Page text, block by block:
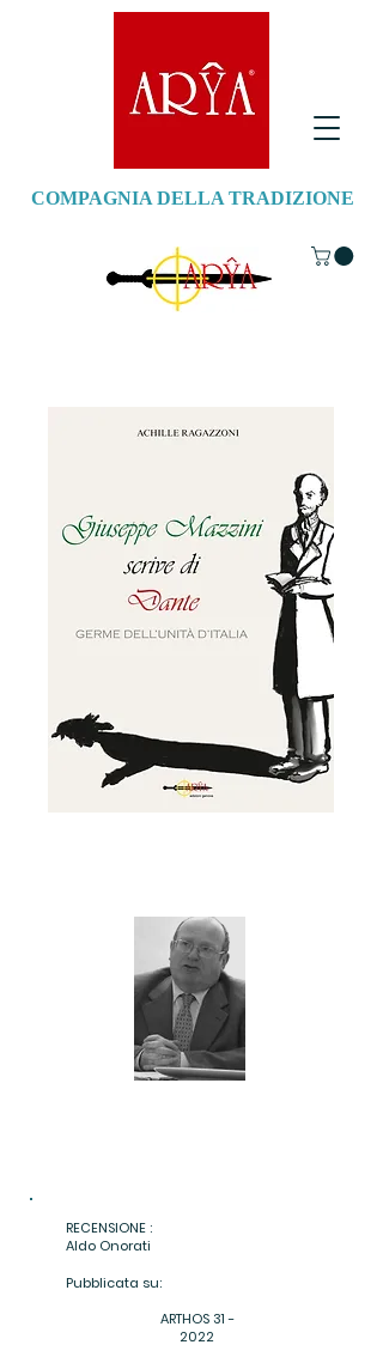
COMPAGNIA DELLA TRADIZIONE
RECENSIONE :
Aldo Onorati
Pubblicata su:
ARTHOS 31 -
2022